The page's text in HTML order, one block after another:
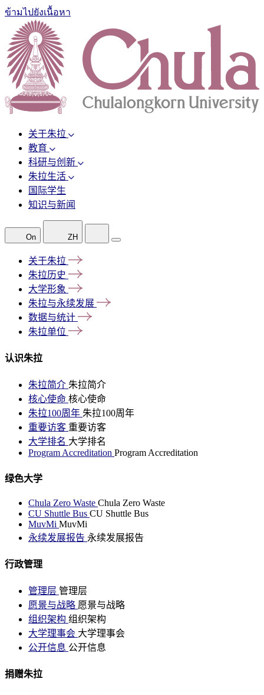
ข้ามไปยังเนื้อหา
关于朱拉
教育
科研与创新
朱拉生活
国际学生
知识与新闻
On ZH
关于朱拉
朱拉历史
大学形象
朱拉与永续发展
数据与统计
朱拉单位
认识朱拉
朱拉简介 朱拉简介
核心使命 核心使命
朱拉100周年 朱拉100周年
重要访客 重要访客
大学排名 大学排名
Program Accreditation Program Accreditation
绿色大学
Chula Zero Waste Chula Zero Waste
CU Shuttle Bus CU Shuttle Bus
MuvMi MuvMi
永续发展报告 永续发展报告
行政管理
管理层 管理层
愿景与战略 愿景与战略
组织架构 组织架构
大学理事会 大学理事会
公开信息 公开信息
捐赠朱拉